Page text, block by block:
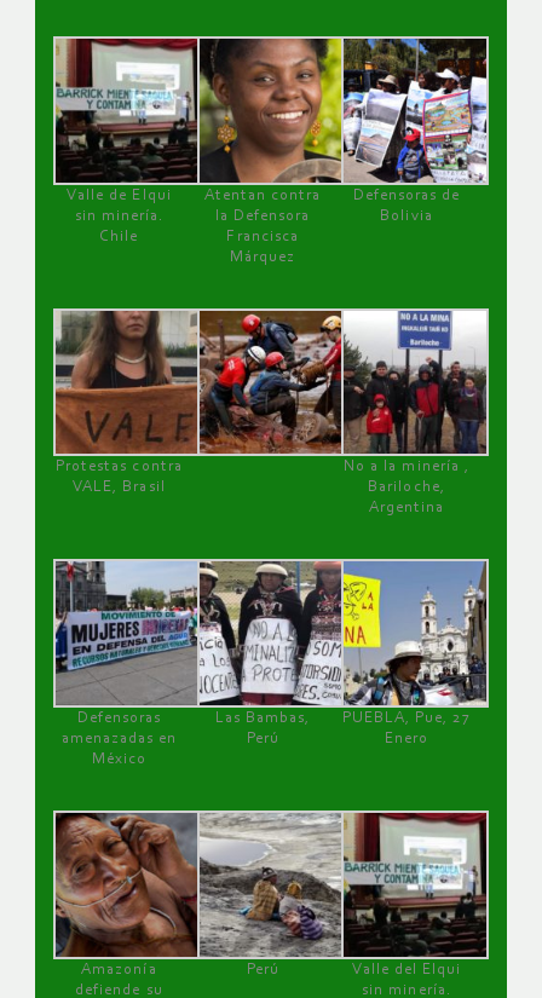
Valle de Elqui
sin minería.
Chile
Atentan contra
la Defensora
Francisca
Márquez
Defensoras de
Bolivia
Protestas contra
VALE, Brasil
No a la minería ,
Bariloche,
Argentina
Defensoras
amenazadas en
México
Las Bambas,
Perú
PUEBLA, Pue, 27
Enero
Amazonía
defiende su
Perú
Valle del Elqui
sin minería.